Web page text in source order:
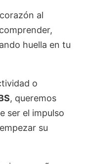
al
huella en tu
o
, queremos
ser el impulso
su